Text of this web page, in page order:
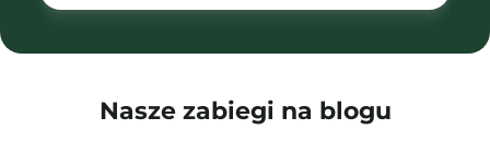
Nasze zabiegi na blogu